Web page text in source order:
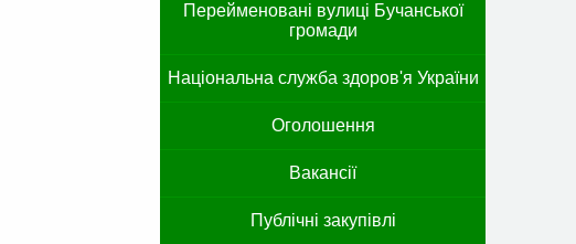
Перейменовані вулиці Бучанської
громади
Національна служба здоров'я України
Оголошення
Вакансії
Публічні закупівлі